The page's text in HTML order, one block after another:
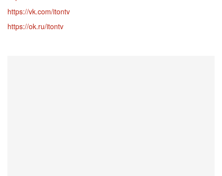
https://vk.com/itontv
https://ok.ru/itontv